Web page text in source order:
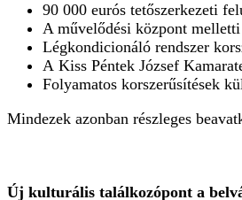
90 000 eurós tetőszerkezeti
A művelődési központ
Légkondicionáló rendszer
A Kiss Péntek József
Folyamatos korszerűsítések
Mindezek azonban részleges
Új kulturális találkozópont a